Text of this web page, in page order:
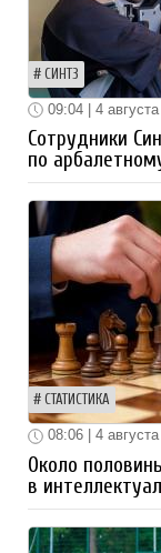
СИНТЗ
09:04 | 4 августа
Сотрудники
по
СТАТИСТИКА
08:06 | 4 августа
Около
в